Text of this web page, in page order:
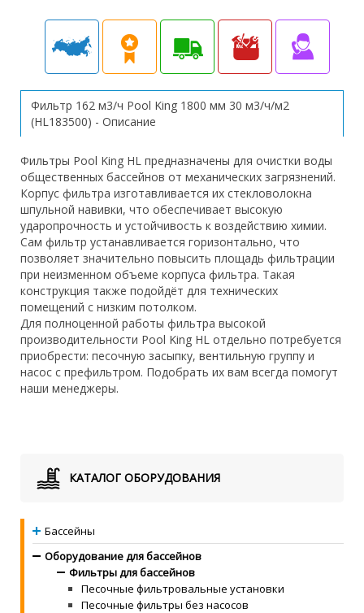
Фильтр 162 м3/ч Pool King 1800 мм 30 м3/ч/м2
(HL183500) - Описание
Фильтры Pool King HL предназначены для очистки воды
общественных бассейнов от механических загрязнений.
Корпус фильтра изготавливается их стекловолокна
шпульной навивки, что обеспечивает высокую
ударопрочность и устойчивость к воздействию химии.
Сам фильтр устанавливается горизонтально, что
позволяет значительно повысить площадь фильтрации
при неизменном объеме корпуса фильтра. Такая
конструкция также подойдёт для технических
помещений с низким потолком.
Для полноценной работы фильтра высокой
производительности Pool King HL отдельно потребуется
приобрести: песочную засыпку, вентильную группу и
насос с префильтром. Подобрать их вам всегда помогут
наши менеджеры.
КАТАЛОГ ОБОРУДОВАНИЯ
Бассейны
Оборудование для бассейнов
Фильтры для бассейнов
Песочные фильтровальные установки
Песочные фильтры без насосов